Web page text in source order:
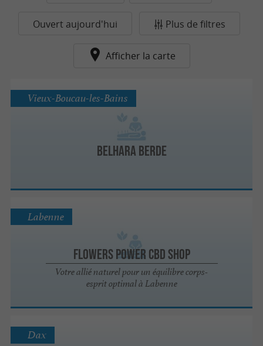
Ouvert aujourd'hui Plus de filtres
Afficher la carte
Belhara Berde
Vieux-Boucau-les-Bains
Flowers Power CBD Shop
Votre allié naturel pour un équilibre corps-
esprit optimal à Labenne
Labenne
Dax